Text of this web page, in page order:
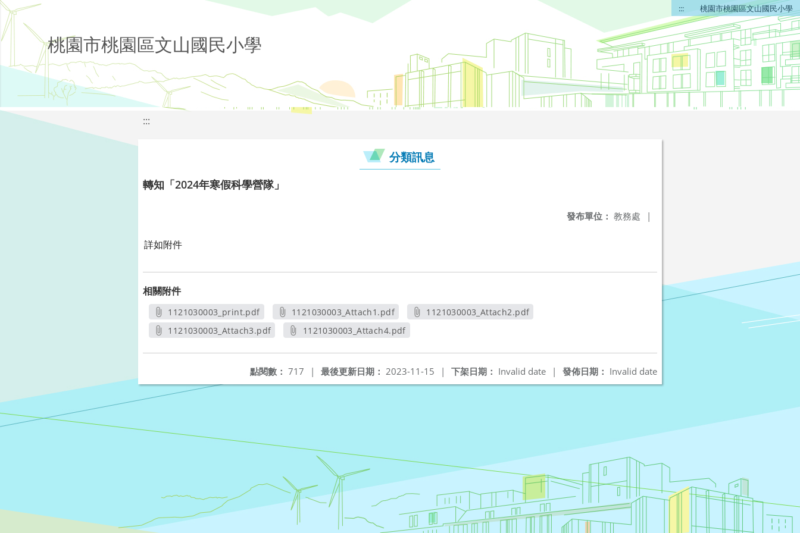
::: 桃園市桃園區文山國民小學
桃園市桃園區文山國民小學
:::
分類訊息
轉知「2024年寒假科學營隊」
發布單位： 教務處 |
詳如附件
相關附件
1121030003_print.pdf
另開新視窗
1121030003_Attach1.pdf
另開新視窗
1121030003_Attach2.pdf
1121030003_Attach3.pdf
1121030003_Attach4.pdf
發佈日期： Invalid date
下架日期： Invalid date |
最後更新日期： 2023-11-15 |
點閱數： 717 |